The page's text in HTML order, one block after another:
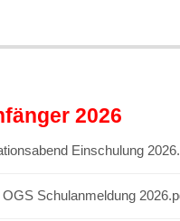
2026
Einschulung
Schulanmeldung